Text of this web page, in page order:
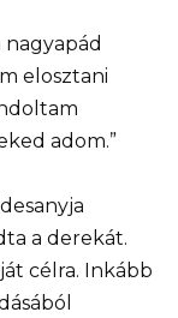
elosztani
adom.”
a derekát.
célra. Inkább